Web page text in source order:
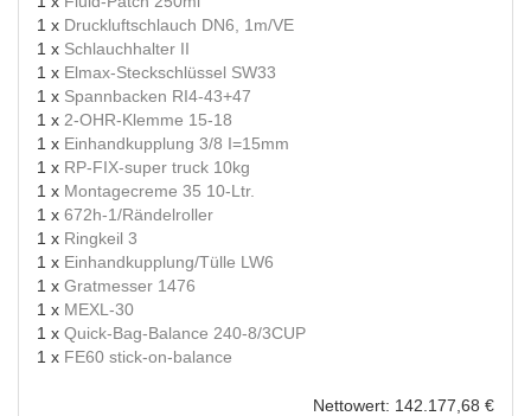
1 x Druckluftschlauch DN6, 1m/VE
1 x Schlauchhalter II
1 x Elmax-Steckschlüssel SW33
1 x Spannbacken RI4-43+47
1 x 2-OHR-Klemme 15-18
1 x Einhandkupplung 3/8 I=15mm
1 x RP-FIX-super truck 10kg
1 x Montagecreme 35 10-Ltr.
1 x 672h-1/Rändelroller
1 x Ringkeil 3
1 x Einhandkupplung/Tülle LW6
1 x Gratmesser 1476
1 x MEXL-30
1 x Quick-Bag-Balance 240-8/3CUP
1 x FE60 stick-on-balance
Nettowert: 142.177,68 €